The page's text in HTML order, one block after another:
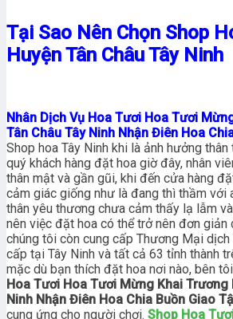
Tại Sao Nên Chọn Shop
Huyện Tân Châu Tây Ninh
Nhân Dịch Vụ Hoa Tươi Hoa Tươi
Tân Châu Tây Ninh Nhận Điên Hoa
Shop hoa Tây Ninh khi là ảnh hưởng
quý khách hàng đặt hoa giờ đây, nhân
thân mật và gần gũi, khi đến cửa hàng
cảm giác giống như là đang thì thầm với
thân yêu thương chưa cảm thấy lạ lẫm
nên việc đặt hoa có thể trở nên đơn giản
chúng tôi còn cung cấp Thương Mại
cấp tại Tây Ninh và tất cả 63 tỉnh thành
mặc dù bạn thích đặt hoa nơi nào, bên
Hoa Tươi Hoa Tươi Mừng Khai Trương
Ninh Nhận Điên Hoa Chia Buồn Giao
cung ứng cho người chơi. Shop Hoa